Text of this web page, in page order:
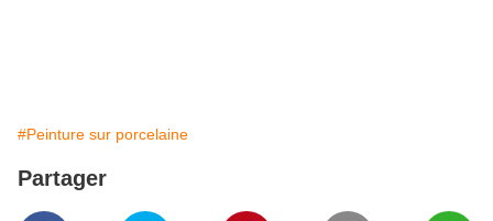
#Peinture sur porcelaine
Partager